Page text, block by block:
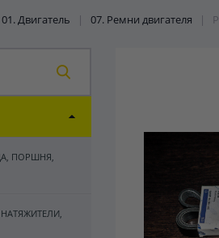
01. Двигатель | 07. Ремни двигателя |
ПОРШНЯ,